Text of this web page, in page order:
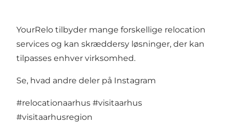
YourRelo tilbyder mange forskellige relocation
services og kan skræddersy løsninger, der kan
tilpasses enhver virksomhed.
Se, hvad andre deler på Instagram
#relocationaarhus #visitaarhus
#visitaarhusregion